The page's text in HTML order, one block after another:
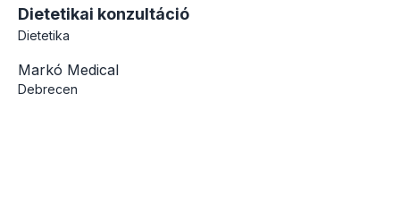
Dietetikai konzultáció
Dietetika
Markó Medical
Debrecen